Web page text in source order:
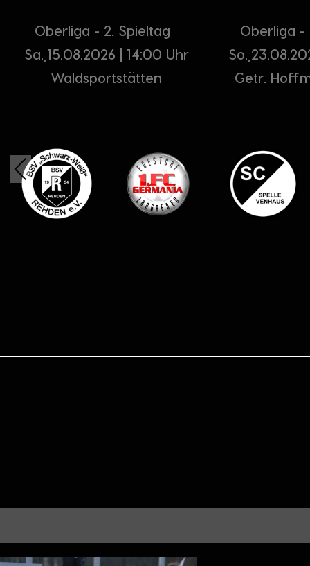
Oberliga - 2. Spieltag
Sa.,15.08.2026 | 14:00 Uhr
Waldsportstätten
Oberliga
Getr.
Previous